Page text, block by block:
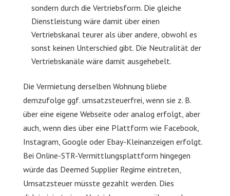
sondern durch die Vertriebsform. Die gleiche
Dienstleistung wäre damit über einen
Vertriebskanal teurer als über andere, obwohl es
sonst keinen Unterschied gibt. Die Neutralität der
Vertriebskanäle wäre damit ausgehebelt.
Die Vermietung derselben Wohnung bliebe
demzufolge ggf. umsatzsteuerfrei, wenn sie z. B.
über eine eigene Webseite oder analog erfolgt, aber
auch, wenn dies über eine Plattform wie Facebook,
Instagram, Google oder Ebay-Kleinanzeigen erfolgt.
Bei Online-STR-Vermittlungsplattform hingegen
würde das Deemed Supplier Regime eintreten,
Umsatzsteuer müsste gezahlt werden. Dies